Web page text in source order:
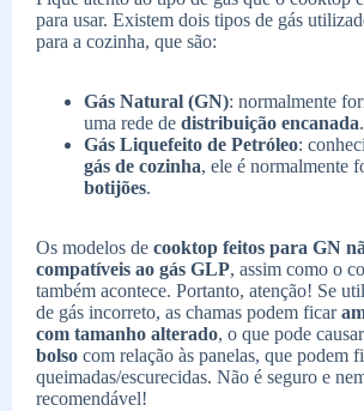
para usar. Existem dois tipos de gás
para a cozinha, que são:
Gás Natural (GN): normalmente
uma rede de distribuição encanada.
Gás Liquefeito de Petróleo:
gás de cozinha, ele é normalmente
botijões.
Os modelos de cooktop feitos para GN
compatíveis ao gás GLP, assim como o
também acontece. Portanto, atenção! Se
de gás incorreto, as chamas podem ficar
com tamanho alterado, o que pode causar
bolso com relação às panelas, que podem
queimadas/escurecidas. Não é seguro e
recomendável!